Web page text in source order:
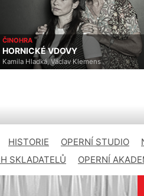
ČINOHRA
HORNICKÉ VDOVY
Kamila Hladká, Václav Klemens
HISTORIE OPERNÍ STUDIO
SKLADATELŮ OPERNÍ